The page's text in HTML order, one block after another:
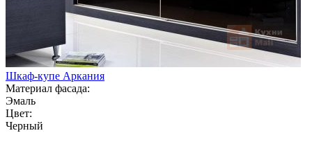
Шкаф-купе Аркания
Материал фасада:
Эмаль
Цвет:
Черный